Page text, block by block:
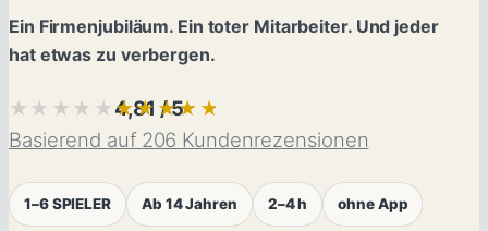
Ein Firmenjubiläum. Ein toter Mitarbeiter. Und jeder
hat etwas zu verbergen.
★★★★★★★★★★
4,81 / 5
Basierend auf 206 Kundenrezensionen
1–6 SPIELER Ab 14 Jahren 2–4 h ohne App